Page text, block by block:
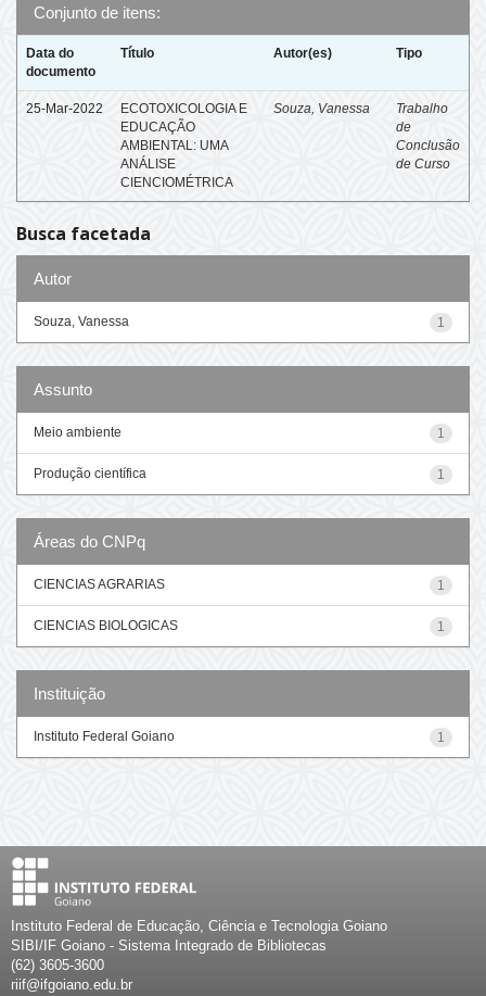
Conjunto de itens:
Data do
documento
Título Autor(es) Tipo
25-Mar-2022
ECOTOXICOLOGIA E
EDUCAÇÃO
AMBIENTAL: UMA
ANÁLISE
CIENCIOMÉTRICA
Souza, Vanessa
Trabalho
de
Conclusão
de Curso
Busca facetada
Autor
1
Souza, Vanessa
Assunto
1
Meio ambiente
1
Produção científica
Áreas do CNPq
1
CIENCIAS AGRARIAS
1
CIENCIAS BIOLOGICAS
Instituição
1
Instituto Federal Goiano
Instituto Federal de Educação, Ciência e Tecnologia Goiano
SIBI/IF Goiano - Sistema Integrado de Bibliotecas
(62) 3605-3600
riif@ifgoiano.edu.br